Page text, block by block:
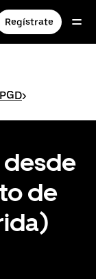
Regístrate
PGD>
desde
de